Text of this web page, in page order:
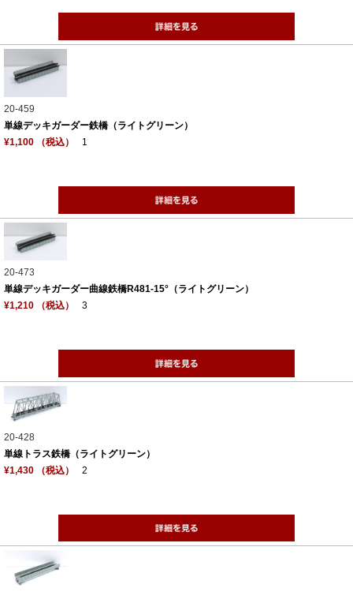
20-459
単線デッキガーダー鉄橋（ライトグリーン）
¥1,100 （税込）
1
20-473
単線デッキガーダー曲線鉄橋R481-15°（ライトグリーン）
¥1,210 （税込）
3
20-428
単線トラス鉄橋（ライトグリーン）
¥1,430 （税込）
2